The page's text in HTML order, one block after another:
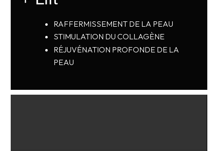
RAFFERMISSEMENT DE LA PEAU
STIMULATION DU COLLAGÈNE
RÉJUVÉNATION PROFONDE DE LA
PEAU